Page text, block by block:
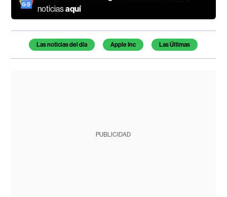
noticiasaquí
Temas de este artículo
Las noticias del día Apple Inc Las Últimas
PUBLICIDAD